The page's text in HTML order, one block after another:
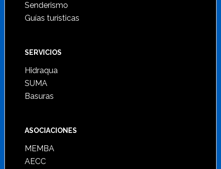
Senderismo
Guías turísticas
SERVICIOS
Hidraqua
SUMA
Basuras
ASOCIACIONES
MEMBA
AECC